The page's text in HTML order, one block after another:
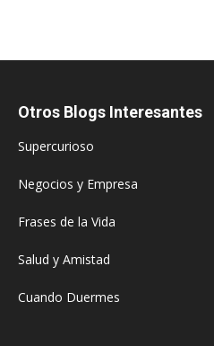
Otros Blogs Interesantes
Supercurioso
Negocios y Empresa
Frases de la Vida
Salud y Amistad
Cuando Duermes